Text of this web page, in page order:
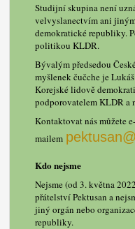
Studijní skupina není
velvyslanectvím ani
demokratické republiky.
politikou KLDR.
Bývalým předsedou
myšlenek čučche je
Korejské lidově
podporovatelem KLDR a
Kontaktovat nás můžete e-
mailem
Kdo nejsme
Nejsme (od 3. května
přátelství Pektusan a
jiný orgán nebo
republiky.